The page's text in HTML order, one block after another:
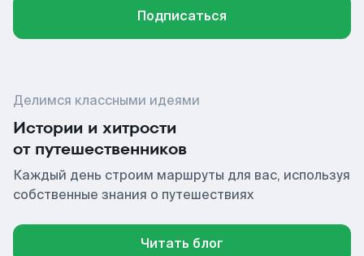
Подписаться
Делимся классными идеями
Истории и хитрости
от путешественников
Каждый день строим маршруты для вас, используя
собственные знания о путешествиях
Читать блог